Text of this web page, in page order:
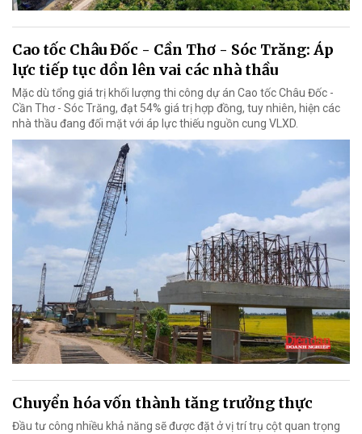
Cao tốc Châu Đốc - Cần Thơ - Sóc Trăng: Áp
lực tiếp tục dồn lên vai các nhà thầu
Mặc dù tổng giá trị khối lượng thi công dự án Cao tốc Châu Đốc -
Cần Thơ - Sóc Trăng, đạt 54% giá trị hợp đồng, tuy nhiên, hiện các
nhà thầu đang đối mặt với áp lực thiếu nguồn cung VLXD.
Chuyển hóa vốn thành tăng trưởng thực
Đầu tư công nhiều khả năng sẽ được đặt ở vị trí trụ cột quan trọng